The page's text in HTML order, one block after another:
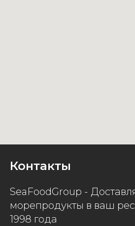
Контакты
SeaFoodGroup -
морепродукты в ваш
1998 года